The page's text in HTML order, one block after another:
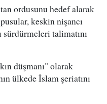
ordusunu hedef alarak
keskin nişancı
sürdürmeleri talimatını
düşmanı" olarak
ülkede İslam şeriatını